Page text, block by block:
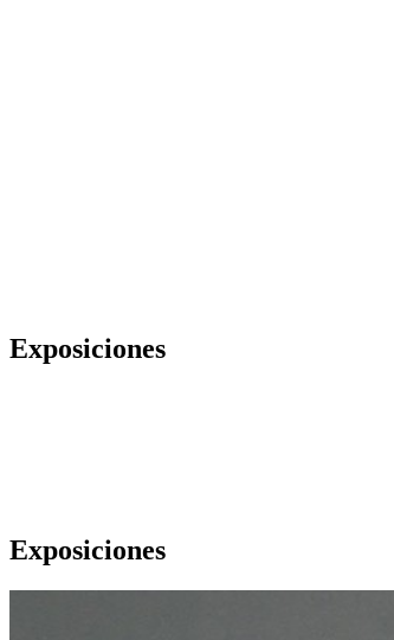
Exposiciones
Exposiciones